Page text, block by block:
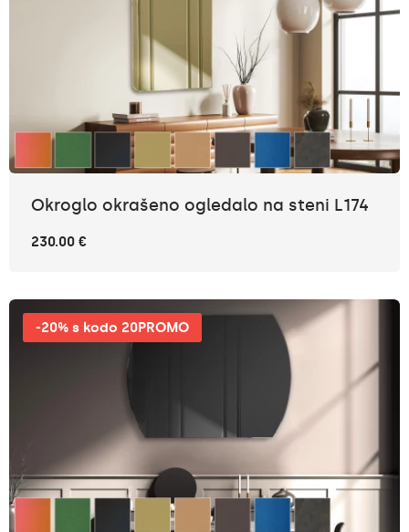
Okroglo okrašeno ogledalo na steni L174
230.00 €
-20% s kodo 20PROMO